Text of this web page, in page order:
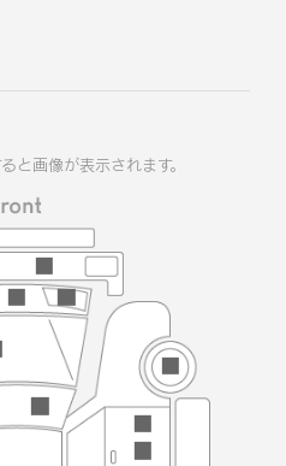
と画像が表示されます。